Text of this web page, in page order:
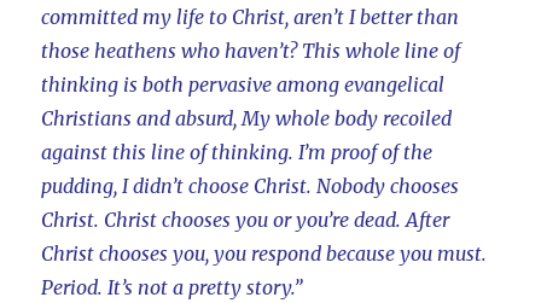
committed my life to Christ, aren’t I better than
those heathens who haven’t? This whole line of
thinking is both pervasive among evangelical
Christians and absurd, My whole body recoiled
against this line of thinking. I’m proof of the
pudding, I didn’t choose Christ. Nobody chooses
Christ. Christ chooses you or you’re dead. After
Christ chooses you, you respond because you must.
Period. It’s not a pretty story.”